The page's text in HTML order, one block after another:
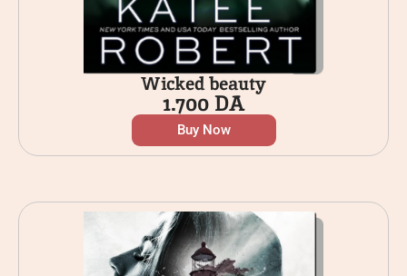
Wicked beauty
1.700DA
Buy Now